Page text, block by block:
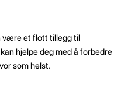
være et flott tillegg til
hjelpe deg med å forbedre
som helst.